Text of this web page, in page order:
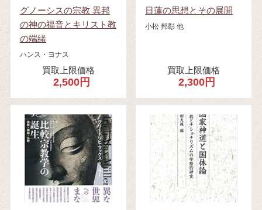
グノーシスの宗教 異邦
の神の福音とキリスト教
の端緒
ハンス・ヨナス
買取上限価格
2,500円
日蓮の思想とその展開
小松 邦彰 他
買取上限価格
2,300円